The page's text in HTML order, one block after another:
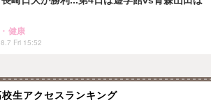
健康
Fri 15:52
校生アクセスランキング